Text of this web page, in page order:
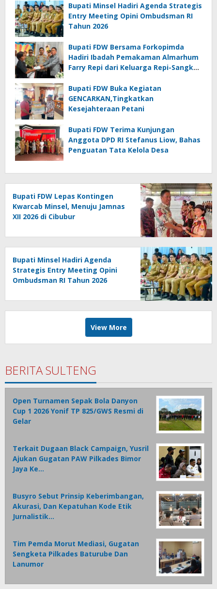
Bupati Minsel Hadiri Agenda Strategis
Entry Meeting Opini Ombudsman RI
Tahun 2026
Bupati FDW Bersama Forkopimda
Hadiri Ibadah Pemakaman Almarhum
Farry Repi dari Keluarga Repi-Sangkoy
Bupati FDW Buka Kegiatan
GENCARKAN,Tingkatkan
Kesejahteraan Petani
Bupati FDW Terima Kunjungan
Anggota DPD RI Stefanus Liow, Bahas
Penguatan Tata Kelola Desa
Bupati FDW Lepas Kontingen
Kwarcab Minsel, Menuju Jamnas
XII 2026 di Cibubur
Bupati Minsel Hadiri Agenda
Strategis Entry Meeting Opini
Ombudsman RI Tahun 2026
View More
BERITA SULTENG
Open Turnamen Sepak Bola Danyon
Cup 1 2026 Yonif TP 825/GWS Resmi di
Gelar
Terkait Dugaan Black Campaign, Yusril
Ajukan Gugatan PAW Pilkades Bimor
Jaya Ke…
Busyro Sebut Prinsip Keberimbangan,
Akurasi, Dan Kepatuhan Kode Etik
Jurnalistik…
Tim Pemda Morut Mediasi, Gugatan
Sengketa Pilkades Baturube Dan
Lanumor